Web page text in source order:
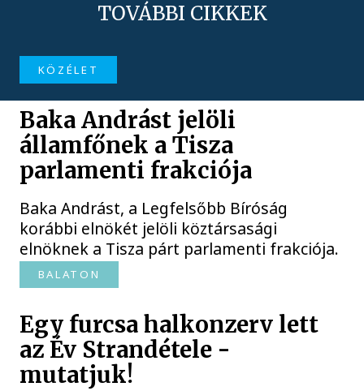
TOVÁBBI CIKKEK
KÖZÉLET
Baka Andrást jelöli
államfőnek a Tisza
parlamenti frakciója
Baka Andrást, a Legfelsőbb Bíróság
korábbi elnökét jelöli köztársasági
elnöknek a Tisza párt parlamenti frakciója.
BALATON
Egy furcsa halkonzerv lett
az Év Strandétele -
mutatjuk!